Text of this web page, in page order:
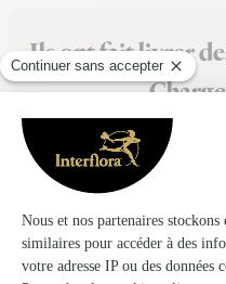
Ils ont fait livrer
★ ★ ★ ★ ★
Très bonne expérience. Le
top.